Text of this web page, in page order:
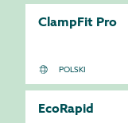
ClampFit Pro
EcoRapid